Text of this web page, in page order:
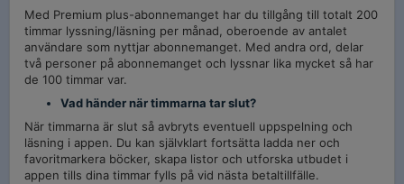
Med Premium plus-abonnemanget har du tillgång till totalt 200
timmar lyssning/läsning per månad, oberoende av antalet
användare som nyttjar abonnemanget. Med andra ord, delar
två personer på abonnemanget och lyssnar lika mycket så har
de 100 timmar var.
Vad händer när timmarna tar slut?
När timmarna är slut så avbryts eventuell uppspelning och
läsning i appen. Du kan självklart fortsätta ladda ner och
favoritmarkera böcker, skapa listor och utforska utbudet i
appen tills dina timmar fylls på vid nästa betaltillfälle.